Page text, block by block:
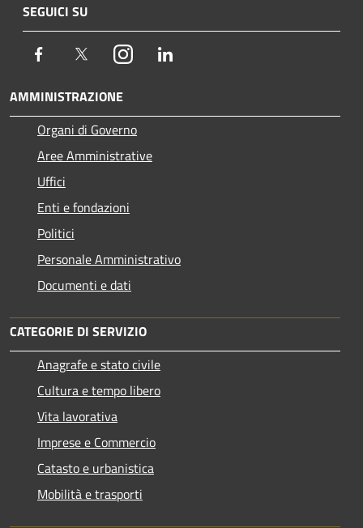
SEGUICI SU
Facebook TwitterInstagram
AMMINISTRAZIONE
Organi di Governo
Aree Amministrative
Uffici
Enti e fondazioni
Politici
Personale Amministrativo
Documenti e dati
CATEGORIE DI SERVIZIO
Anagrafe e stato civile
Cultura e tempo libero
Vita lavorativa
Imprese e Commercio
Catasto e urbanistica
Mobilità e trasporti